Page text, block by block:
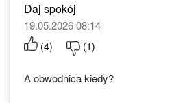
Daj spokój
19.05.2026 08:14
(4) (1)
A obwodnica kiedy?